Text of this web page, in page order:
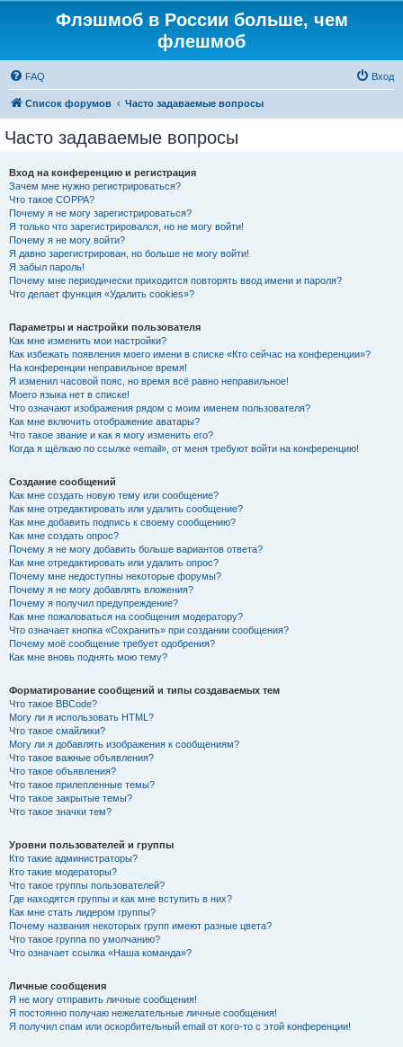
Флэшмоб в России больше, чем
флешмоб
FAQ Вход
Список форумов Часто задаваемые вопросы
Часто задаваемые вопросы
Вход на конференцию и регистрация
Зачем мне нужно регистрироваться?
Что такое COPPA?
Почему я не могу зарегистрироваться?
Я только что зарегистрировался, но не могу войти!
Почему я не могу войти?
Я давно зарегистрирован, но больше не могу войти!
Я забыл пароль!
Почему мне периодически приходится повторять ввод имени и пароля?
Что делает функция «Удалить cookies»?
Параметры и настройки пользователя
Как мне изменить мои настройки?
Как избежать появления моего имени в списке «Кто сейчас на конференции»?
На конференции неправильное время!
Я изменил часовой пояс, но время всё равно неправильное!
Моего языка нет в списке!
Что означают изображения рядом с моим именем пользователя?
Как мне включить отображение аватары?
Что такое звание и как я могу изменить его?
Когда я щёлкаю по ссылке «email», от меня требуют войти на конференцию!
Создание сообщений
Как мне создать новую тему или сообщение?
Как мне отредактировать или удалить сообщение?
Как мне добавить подпись к своему сообщению?
Как мне создать опрос?
Почему я не могу добавить больше вариантов ответа?
Как мне отредактировать или удалить опрос?
Почему мне недоступны некоторые форумы?
Почему я не могу добавлять вложения?
Почему я получил предупреждение?
Как мне пожаловаться на сообщения модератору?
Что означает кнопка «Сохранить» при создании сообщения?
Почему моё сообщение требует одобрения?
Как мне вновь поднять мою тему?
Форматирование сообщений и типы создаваемых тем
Что такое BBCode?
Могу ли я использовать HTML?
Что такое смайлики?
Могу ли я добавлять изображения к сообщениям?
Что такое важные объявления?
Что такое объявления?
Что такое прилепленные темы?
Что такое закрытые темы?
Что такое значки тем?
Уровни пользователей и группы
Кто такие администраторы?
Кто такие модераторы?
Что такое группы пользователей?
Где находятся группы и как мне вступить в них?
Как мне стать лидером группы?
Почему названия некоторых групп имеют разные цвета?
Что такое группа по умолчанию?
Что означает ссылка «Наша команда»?
Личные сообщения
Я не могу отправить личные сообщения!
Я постоянно получаю нежелательные личные сообщения!
Я получил спам или оскорбительный email от кого-то с этой конференции!